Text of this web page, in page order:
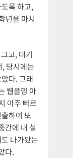
록 하고,
년을 마치
고, 대기
당시에는
다. 그래
웹플밍 아
아주 빠르
하여 또
간에 내 실
나가봤는
다.